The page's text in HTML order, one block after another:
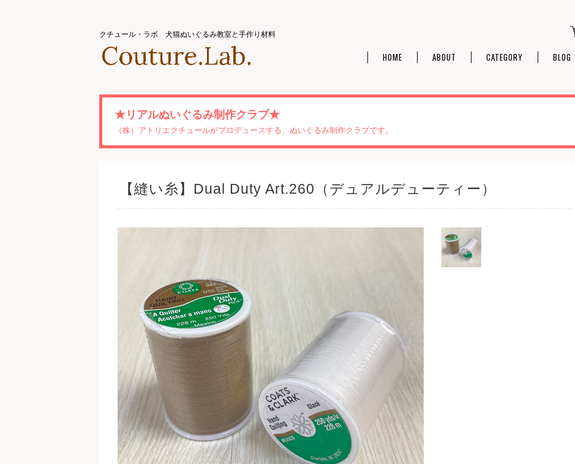
クチュール・ラボ 犬猫ぬいぐるみ教室と手作り材料
HOME ABOUT CATEGORY BLOG
★リアルぬいぐるみ制作クラブ★
（株）アトリエクチュールがプロデュースする、ぬいぐるみ制作クラブです。
【縫い糸】Dual Duty Art.260（デュアルデューティー）